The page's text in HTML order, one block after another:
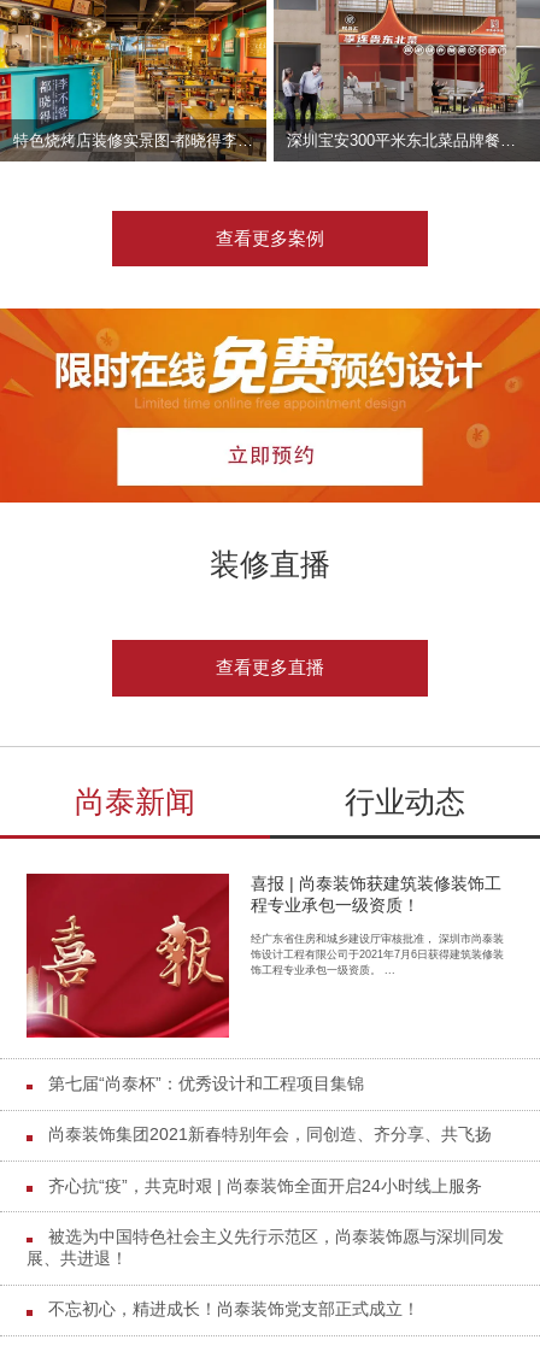
特色烧烤店装修实景图-都晓得李不管
查看更多案例
装修直播
查看更多直播
尚泰新闻 行业动态
喜报 | 尚泰装饰获建筑装修装饰工
程专业承包一级资质！
经广东省住房和城乡建设厅审核批准， 深圳市尚泰装
饰设计工程有限公司于2021年7月6日获得建筑装修装
饰工程专业承包一级资质。 ...
第七届“尚泰杯”：优秀设计和工程项目集锦
尚泰装饰集团2021新春特别年会，同创造、齐分享、共飞扬
齐心抗“疫”，共克时艰 | 尚泰装饰全面开启24小时线上服务
被选为中国特色社会主义先行示范区，尚泰装饰愿与深圳同发
展、共进退！
不忘初心，精进成长！尚泰装饰党支部正式成立！